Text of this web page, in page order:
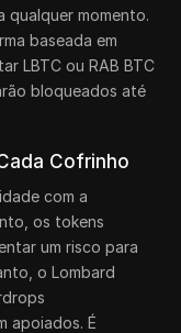
qualquer momento.
baseada em
LBTC ou RAB BTC
bloqueados até
Cofrinho
com a
os tokens
um risco para
o Lombard
apoiados. É